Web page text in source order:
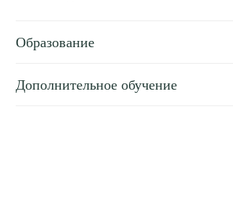
Образование
Дополнительное обучение